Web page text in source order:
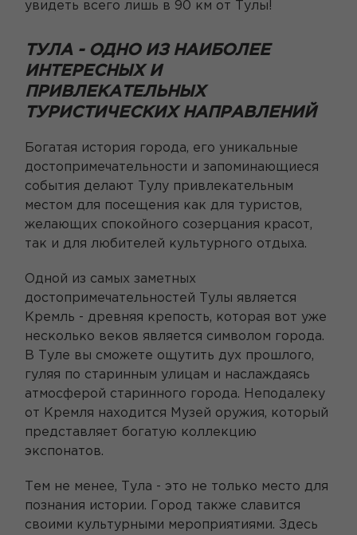
увидеть всего лишь в 90 км от Тулы!
ТУЛА - ОДНО ИЗ НАИБОЛЕЕ
ИНТЕРЕСНЫХ И
ПРИВЛЕКАТЕЛЬНЫХ
ТУРИСТИЧЕСКИХ НАПРАВЛЕНИЙ
Богатая история города, его уникальные
достопримечательности и запоминающиеся
события делают Тулу привлекательным
местом для посещения как для туристов,
желающих спокойного созерцания красот,
так и для любителей культурного отдыха.
Одной из самых заметных
достопримечательностей Тулы является
Кремль - древняя крепость, которая вот уже
несколько веков является символом города.
В Туле вы сможете ощутить дух прошлого,
гуляя по старинным улицам и наслаждаясь
атмосферой старинного города. Неподалеку
от Кремля находится Музей оружия, который
представляет богатую коллекцию
экспонатов.
Тем не менее, Тула - это не только место для
познания истории. Город также славится
своими культурными мероприятиями. Здесь